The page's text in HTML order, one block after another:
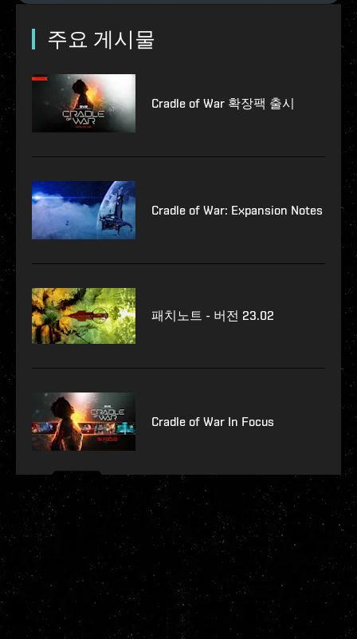
주요 게시물
Cradle of War 확장팩 출시
Cradle of War: Expansion Notes
패치노트 - 버전 23.02
Cradle of War In Focus